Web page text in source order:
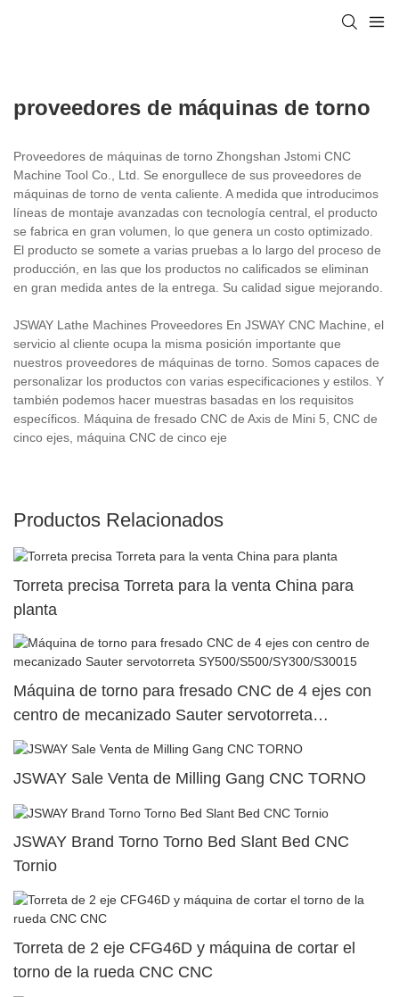
proveedores de máquinas de torno
Proveedores de máquinas de torno Zhongshan Jstomi CNC
Machine Tool Co., Ltd. Se enorgullece de sus proveedores de
máquinas de torno de venta caliente. A medida que introducimos
líneas de montaje avanzadas con tecnología central, el producto
se fabrica en gran volumen, lo que genera un costo optimizado.
El producto se somete a varias pruebas a lo largo del proceso de
producción, en las que los productos no calificados se eliminan
en gran medida antes de la entrega. Su calidad sigue mejorando.
JSWAY Lathe Machines Proveedores En JSWAY CNC Machine, el
servicio al cliente ocupa la misma posición importante que
nuestros proveedores de máquinas de torno. Somos capaces de
personalizar los productos con varias especificaciones y estilos. Y
también podemos hacer muestras basadas en los requisitos
específicos. Máquina de fresado CNC de Axis de Mini 5, CNC de
cinco ejes, máquina CNC de cinco eje
Productos Relacionados
Torreta precisa Torreta para la venta China para
planta
Máquina de torno para fresado CNC de 4 ejes con
centro de mecanizado Sauter servotorreta
SY500/S500/SY300/S30015
JSWAY Sale Venta de Milling Gang CNC TORNO
JSWAY Brand Torno Torno Bed Slant Bed CNC
Tornio
Torreta de 2 eje CFG46D y máquina de cortar el
torno de la rueda CNC CNC